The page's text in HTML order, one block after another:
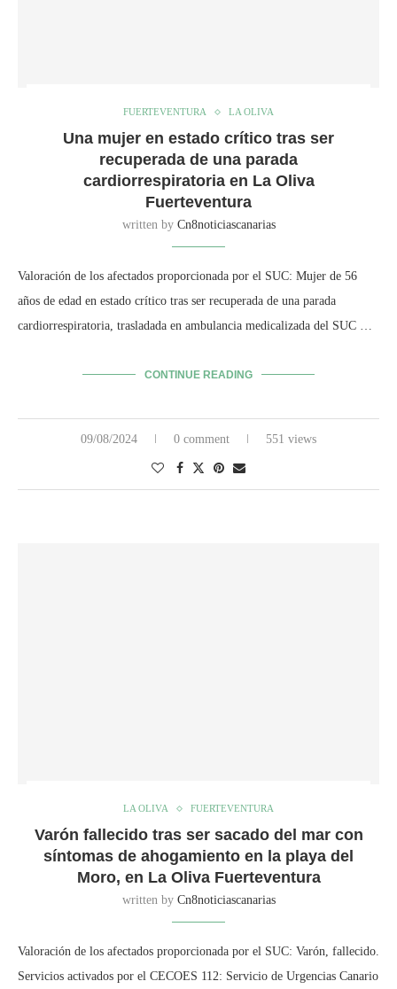
FUERTEVENTURA LA OLIVA
Una mujer en estado crítico tras ser
recuperada de una parada
cardiorrespiratoria en La Oliva
Fuerteventura
written by Cn8noticiascanarias
Valoración de los afectados proporcionada por el SUC: Mujer de 56
años de edad en estado crítico tras ser recuperada de una parada
cardiorrespiratoria, trasladada en ambulancia medicalizada del SUC …
CONTINUE READING
09/08/2024 0 comment 551 views
LA OLIVA FUERTEVENTURA
Varón fallecido tras ser sacado del mar con
síntomas de ahogamiento en la playa del
Moro, en La Oliva Fuerteventura
written by Cn8noticiascanarias
Valoración de los afectados proporcionada por el SUC: Varón, fallecido.
Servicios activados por el CECOES 112: Servicio de Urgencias Canario